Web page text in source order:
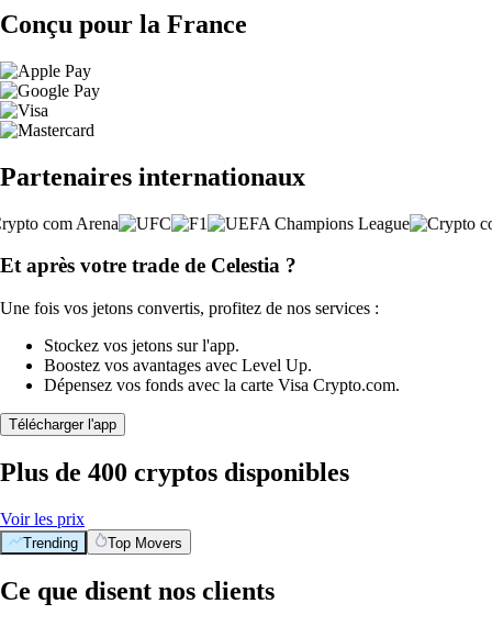
Conçu pour la France
Partenaires internationaux
Et après votre trade de Celestia ?
Une fois vos jetons convertis, profitez de nos services :
Stockez vos jetons sur l'app.
Boostez vos avantages avec Level Up.
Dépensez vos fonds avec la carte Visa Crypto.com.
Télécharger l'app
Plus de 400 cryptos disponibles
Voir les prix
Trending Top Movers
Ce que disent nos clients